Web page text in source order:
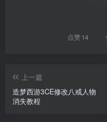
点赞14
上一篇
造梦西游3CE修改八戒人物
消失教程